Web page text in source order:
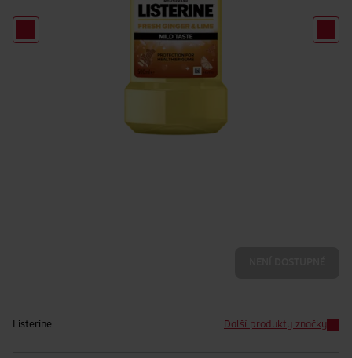
Listerine Další produkty značky